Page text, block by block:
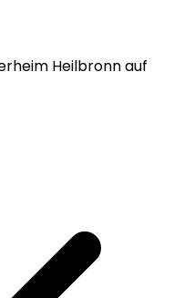
Heilbronn auf